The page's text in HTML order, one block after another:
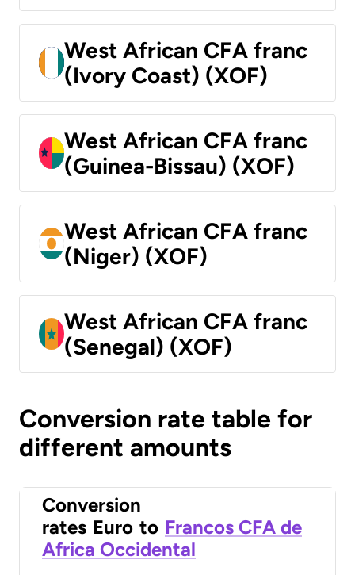
West African CFA franc
(Ivory Coast) (XOF)
West African CFA franc
(Guinea-Bissau) (XOF)
West African CFA franc
(Niger) (XOF)
West African CFA franc
(Senegal) (XOF)
Conversion rate table for
different amounts
Conversion
rates Euro to Francos CFA de
Africa Occidental